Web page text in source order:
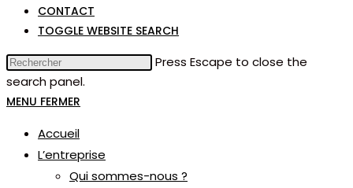
CONTACT
TOGGLE WEBSITE SEARCH
Press Escape to close the
search panel.
MENU FERMER
Accueil
L’entreprise
Qui sommes-nous ?